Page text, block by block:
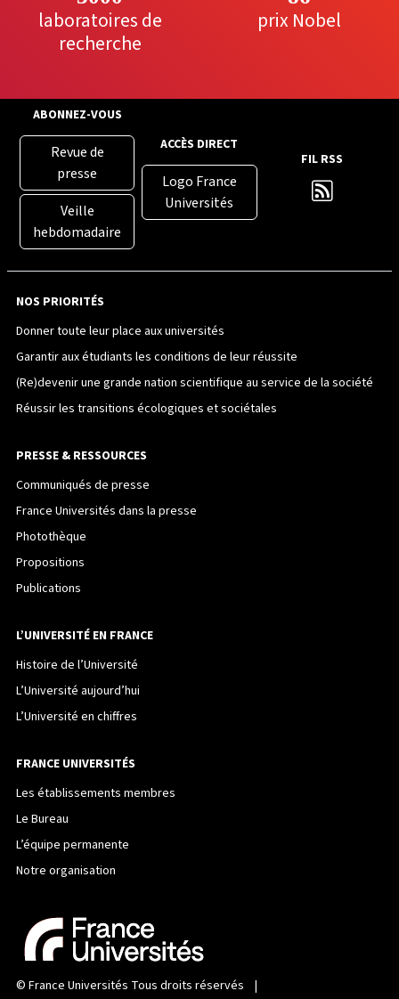
laboratoires de
recherche
prix Nobel
ABONNEZ-VOUS
Revue de
presse
Veille
hebdomadaire
ACCÈS DIRECT
Logo France
Universités
FIL RSS
NOS PRIORITÉS
Donner toute leur place aux universités
Garantir aux étudiants les conditions de leur réussite
(Re)devenir une grande nation scientifique au service de la société
Réussir les transitions écologiques et sociétales
PRESSE & RESSOURCES
Communiqués de presse
France Universités dans la presse
Photothèque
Propositions
Publications
L’UNIVERSITÉ EN FRANCE
Histoire de l’Université
L’Université aujourd’hui
L’Université en chiffres
FRANCE UNIVERSITÉS
Les établissements membres
Le Bureau
L’équipe permanente
Notre organisation
© France Universités Tous droits réservés |